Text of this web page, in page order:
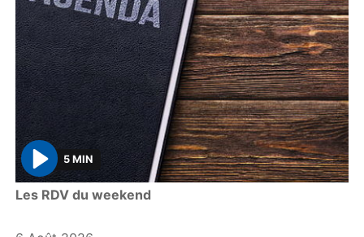
P
l
5 MIN
Les RDV du weekend